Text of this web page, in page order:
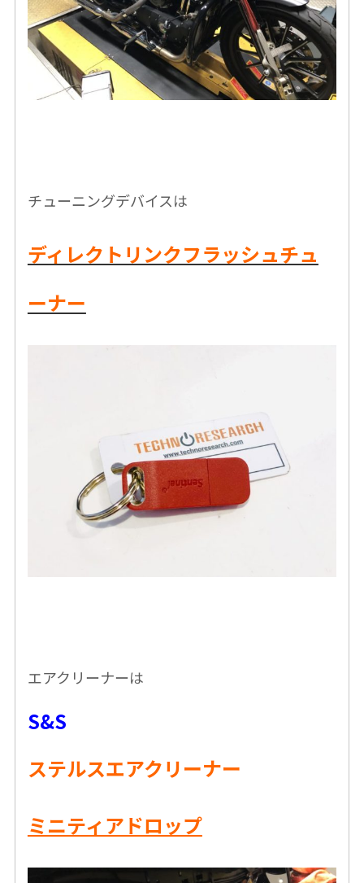
チューニングデバイスは
ディレクトリンクフラッシュチュ
ーナー
エアクリーナーは
S&S
ステルスエアクリーナー
ミニティアドロップ